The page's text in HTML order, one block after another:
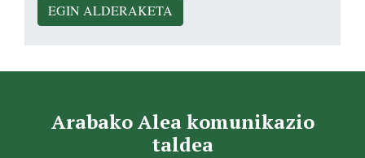
EGIN ALDERAKETA
Arabako Alea komunikazio
taldea